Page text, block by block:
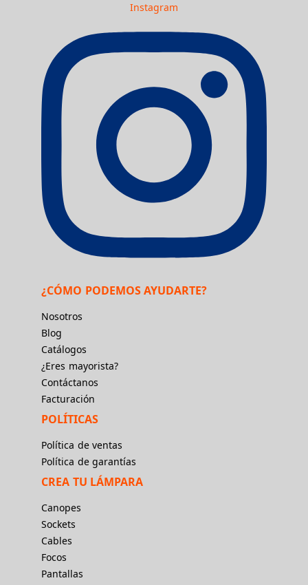
Instagram
¿CÓMO PODEMOS AYUDARTE?
Nosotros
Blog
Catálogos
¿Eres mayorista?
Contáctanos
Facturación
POLÍTICAS
Política de ventas
Política de garantías
CREA TU LÁMPARA
Canopes
Sockets
Cables
Focos
Pantallas